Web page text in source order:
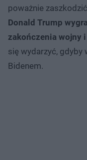
poważnie
Donald Trump
zakończenia wojny
się wydarzyć, gdyby
Bidenem.